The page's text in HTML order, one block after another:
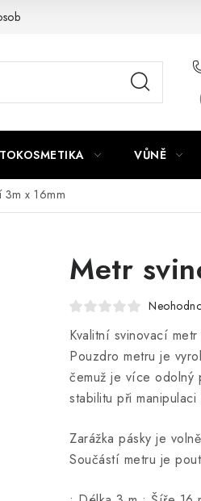
údajů
VŮNĚ
3m x 16mm
Metr
Kvalitní svinovací
Pouzdro metru je
čemuž je více odolný
stabilitu při manipulaci
Zarážka pásky je
Součástí metru je